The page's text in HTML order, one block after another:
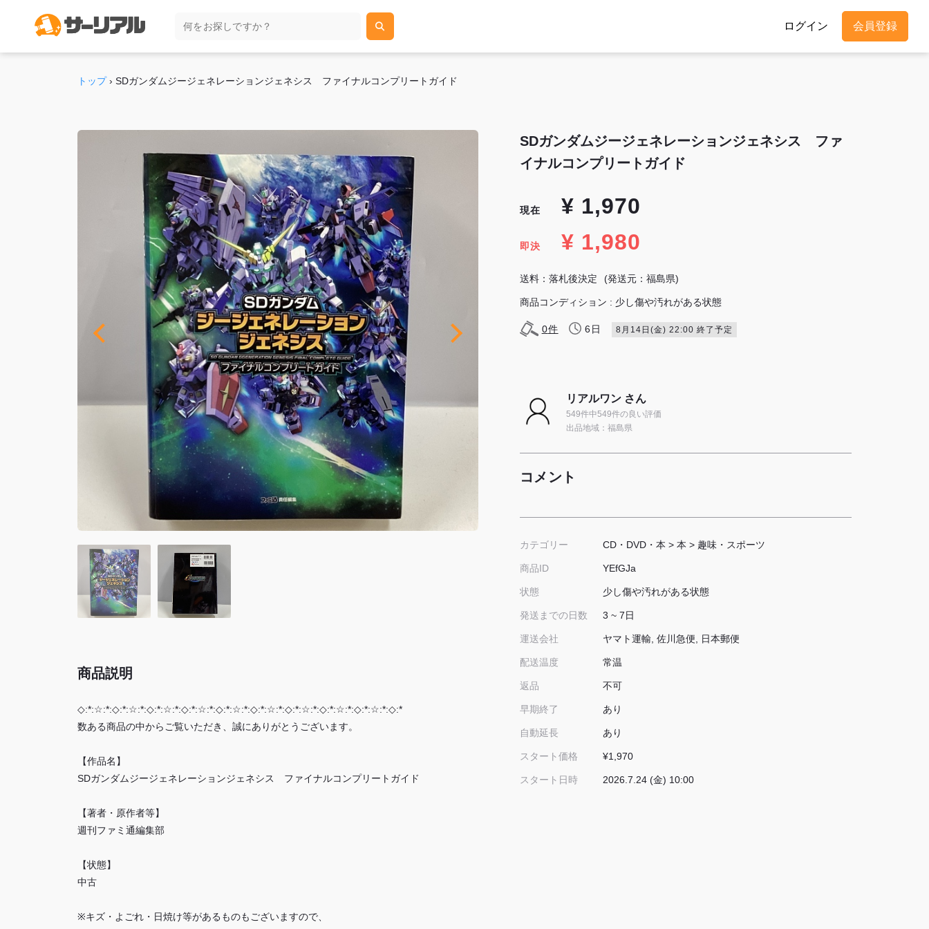
ログイン 会員登録
トップ› SDガンダムジージェネレーションジェネシス ファイナルコンプリートガイド
商品説明
◇:*:☆:*:◇:*:☆:*:◇:*:☆:*:◇:*:☆:*:◇:*:☆:*:◇:*:☆:*:◇:*:☆:*:◇:*:☆:*:◇:*:☆:*:◇:*
数ある商品の中からご覧いただき、誠にありがとうございます。
【作品名】
SDガンダムジージェネレーションジェネシス ファイナルコンプリートガイド
【著者・原作者等】
週刊ファミ通編集部
【状態】
中古
※キズ・よごれ・日焼け等があるものもございますので、
SDガンダムジージェネレーションジェネシス ファ
イナルコンプリートガイド
現在 ¥ 1,970
即決 ¥ 1,980
送料：落札後決定 (発送元：福島県)
商品コンディション : 少し傷や汚れがある状態
0件 6日 8月14日(金) 22:00 終了予定
リアルワン さん
549件中549件の良い評価
出品地域：福島県
コメント
カテゴリー CD・DVD・本 > 本 > 趣味・スポーツ
商品ID YEfGJa
状態 少し傷や汚れがある状態
発送までの日数 3 ~ 7日
運送会社 ヤマト運輸, 佐川急便, 日本郵便
配送温度 常温
返品 不可
早期終了 あり
自動延長 あり
スタート価格 ¥1,970
スタート日時 2026.7.24 (金) 10:00